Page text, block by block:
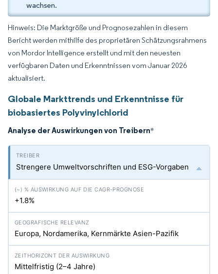
wachsen.
Hinweis: Die Marktgröße und Prognosezahlen in diesem
Bericht werden mithilfe des proprietären Schätzungsrahmens
von Mordor Intelligence erstellt und mit den neuesten
verfügbaren Daten und Erkenntnissen vom Januar 2026
aktualisiert.
Globale Markttrends und Erkenntnisse für
biobasiertes Polyvinylchlorid
Analyse der Auswirkungen von Treibern*
Strengere Umweltvorschriften und ESG-Vorgaben
+1.8%
Europa, Nordamerika, Kernmärkte Asien-Pazifik
Mittelfristig (2–4 Jahre)